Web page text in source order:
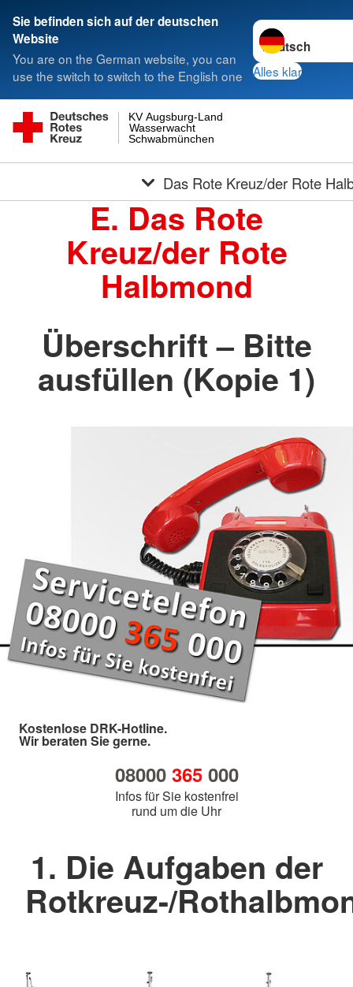
Sie befinden sich auf der deutschen
Website
You are on the German website, you can
use the switch to switch to the English one
Sprache
Alles klar
Schwabmünchen
Wasserwacht
KV Augsburg-Land
Das Rote Kreuz/der Rote
E. Das Rote
Kreuz/der Rote
Halbmond
Überschrift – Bitte
ausfüllen (Kopie 1)
Kostenlose DRK-Hotline.
Wir beraten Sie gerne.
08000 365000
Infos für Sie kostenfrei
rund um die Uhr
1. Die Aufgaben der
Rotkreuz-/